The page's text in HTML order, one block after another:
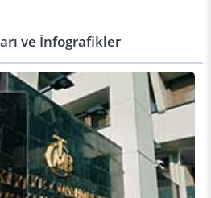
ve İnfografikler